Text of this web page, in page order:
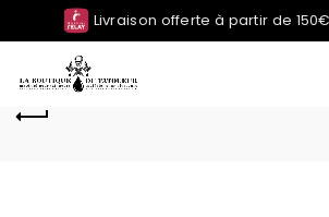
Livraison offerte à partir de